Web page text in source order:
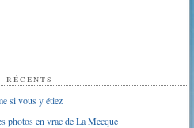
si vous y étiez
photos en vrac de La Mecque